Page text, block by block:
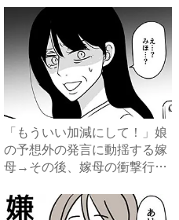
「もういい加減にして！」娘
の予想外の発言に動揺する嫁
母→その後、嫁母の衝撃行動